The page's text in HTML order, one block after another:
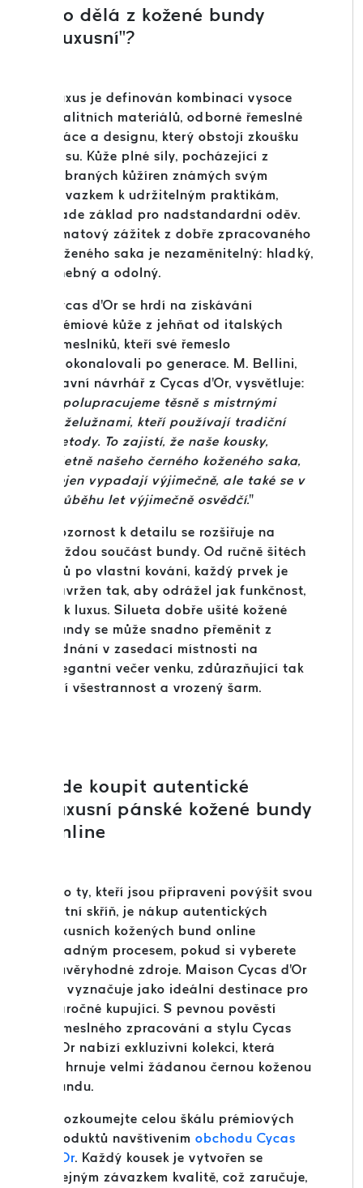
Co dělá z kožené bundy
„luxusní“?
Luxus je definován kombinací vysoce
kvalitních materiálů, odborné řemeslné
práce a designu, který obstojí zkoušku
času. Kůže plné síly, pocházející z
vybraných kůžíren známých svým
závazkem k udržitelným praktikám,
klade základ pro nadstandardní oděv.
Hmatový zážitek z dobře zpracovaného
koženého saka je nezaměnitelný: hladký,
ohebný a odolný.
Cycas d'Or se hrdí na získávání
prémiové kůže z jehňat od italských
řemeslníků, kteří své řemeslo
zdokonalovali po generace. M. Bellini,
hlavní návrhář z Cycas d'Or, vysvětluje:
Spolupracujeme těsně s mistrnými
koželužnami, kteří používají tradiční
metody. To zajistí, že naše kousky,
včetně našeho černého koženého saka,
nejen vypadají výjimečně, ale také se v
průběhu let výjimečně osvědčí."
Pozornost k detailu se rozšiřuje na
každou součást bundy. Od ručně šitéch
švů po vlastní kování, každý prvek je
navržen tak, aby odrážel jak funkčnost,
tak luxus. Silueta dobře ušité kožené
bundy se může snadno přeměnit z
jednání v zasedací místnosti na
elegantní večer venku, zdůrazňující tak
její všestrannost a vrozený šarm.
Kde koupit autentické
luxusní pánské kožené bundy
online
Pro ty, kteří jsou připraveni povýšit svou
šatní skříň, je nákup autentických
luxusních kožených bund online
snadným procesem, pokud si vyberete
důvěryhodné zdroje. Maison Cycas d'Or
se vyznačuje jako ideální destinace pro
náročné kupující. S pevnou pověstí
řemeslného zpracování a stylu Cycas
d'Or nabízí exkluzivní kolekci, která
zahrnuje velmi žádanou černou koženou
bundu.
Prozkoumejte celou škálu prémiových
produktů navštívením obchodu Cycas
d'Or. Každý kousek je vytvořen se
stejným závazkem kvalitě, což zaručuje,